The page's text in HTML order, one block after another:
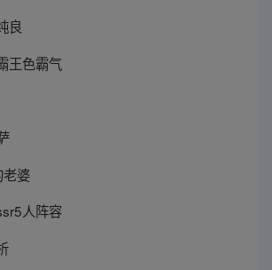
良
王色霸气
婆
人阵容